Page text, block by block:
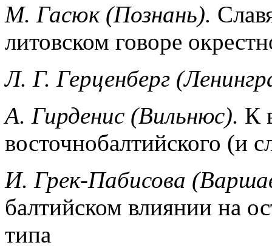
М. Гасюк (Познань).
литовском говоре
Л. Г. Герценберг
А. Гирденис (Вильнюс). К
восточнобалтийского (и
И. Грек-Пабисова
балтийском влиянии на
типа